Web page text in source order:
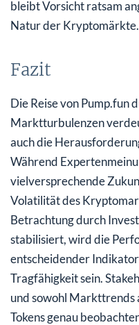
bleibt Vorsicht ratsam
Natur der Kryptomärkte.
Fazit
Die Reise von Pump.fun
Marktturbulenzen
auch die
Während
vielversprechende
Volatilität des
Betrachtung durch
stabilisiert, wird die
entscheidender
Tragfähigkeit sein.
und sowohl Markttrends
Tokens genau